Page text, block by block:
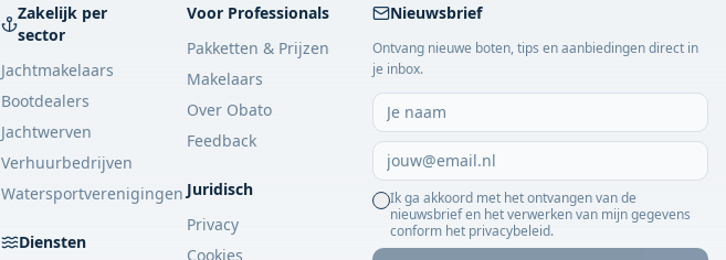
Zakelijk per
sector
Jachtmakelaars
Bootdealers
Jachtwerven
Verhuurbedrijven
Watersportverenigingen
Diensten
Voor Professionals
Pakketten & Prijzen
Makelaars
Over Obato
Feedback
Juridisch
Privacy
Cookies
Nieuwsbrief
Ontvang nieuwe boten, tips en aanbiedingen direct in
je inbox.
Ik ga akkoord met het ontvangen van de
nieuwsbrief en het verwerken van mijn gegevens
conform het privacybeleid.